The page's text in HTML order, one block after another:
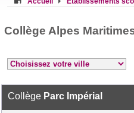
Collège Alpes
Collège Parc Impérial